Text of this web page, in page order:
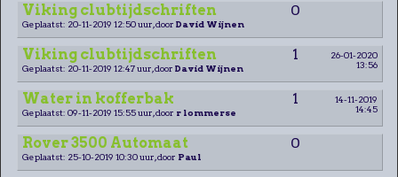
Viking clubtijdschriften 0
Geplaatst: 20-11-2019 12:50 uur, door David Wijnen
Viking clubtijdschriften 1
26-01-2020
13:56
Geplaatst: 20-11-2019 12:47 uur, door David Wijnen
Water in kofferbak 1
14-11-2019
14:45
Geplaatst: 09-11-2019 15:55 uur, door r lommerse
Rover 3500 Automaat 0
Geplaatst: 25-10-2019 10:30 uur, door Paul